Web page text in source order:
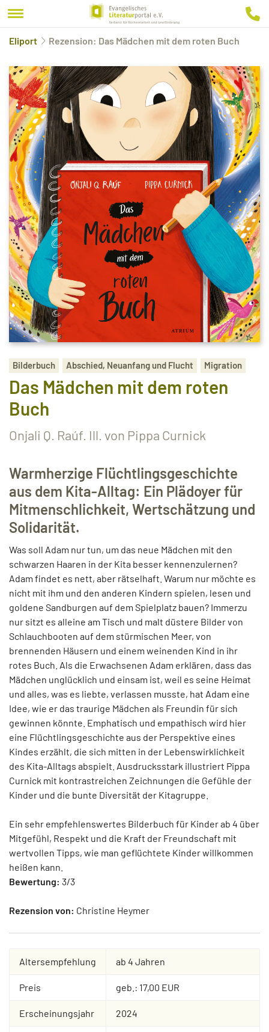
Eliport Rezension: Das Mädchen mit dem roten Buch
Bilderbuch Abschied, Neuanfang und Flucht Migration
Das Mädchen mit dem roten
Buch
Onjali Q. Raúf. Ill. von Pippa Curnick
Warmherzige Flüchtlingsgeschichte
aus dem Kita-Alltag: Ein Plädoyer für
Mitmenschlichkeit, Wertschätzung und
Solidarität.
Was soll Adam nur tun, um das neue Mädchen mit den
schwarzen Haaren in der Kita besser kennenzulernen?
Adam findet es nett, aber rätselhaft. Warum nur möchte es
nicht mit ihm und den anderen Kindern spielen, lesen und
goldene Sandburgen auf dem Spielplatz bauen? Immerzu
nur sitzt es alleine am Tisch und malt düstere Bilder von
Schlauchbooten auf dem stürmischen Meer, von
brennenden Häusern und einem weinenden Kind in ihr
rotes Buch. Als die Erwachsenen Adam erklären, dass das
Mädchen unglücklich und einsam ist, weil es seine Heimat
und alles, was es liebte, verlassen musste, hat Adam eine
Idee, wie er das traurige Mädchen als Freundin für sich
gewinnen könnte. Emphatisch und empathisch wird hier
eine Flüchtlingsgeschichte aus der Perspektive eines
Kindes erzählt, die sich mitten in der Lebenswirklichkeit
des Kita-Alltags abspielt. Ausdrucksstark illustriert Pippa
Curnick mit kontrastreichen Zeichnungen die Gefühle der
Kinder und die bunte Diversität der Kitagruppe.
Ein sehr empfehlenswertes Bilderbuch für Kinder ab 4 über
Mitgefühl, Respekt und die Kraft der Freundschaft mit
wertvollen Tipps, wie man geflüchtete Kinder willkommen
heißen kann.
Bewertung: 3/3
Rezension von: Christine Heymer
Altersempfehlung ab 4 Jahren
Preis geb.: 17,00 EUR
Erscheinungsjahr 2024